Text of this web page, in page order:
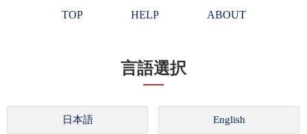
TOP HELP ABOUT
言語選択